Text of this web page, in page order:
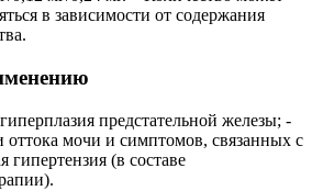
в зависимости от содержания
предстательной железы; -
оттока мочи и симптомов, связанных с
(в составе